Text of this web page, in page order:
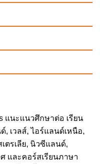
แนะแนวศึกษาต่อ เรียน
, เวลส์, ไอร์แลนด์เหนือ,
ตรเลีย, นิวซีแลนด์,
และคอร์สเรียนภาษา